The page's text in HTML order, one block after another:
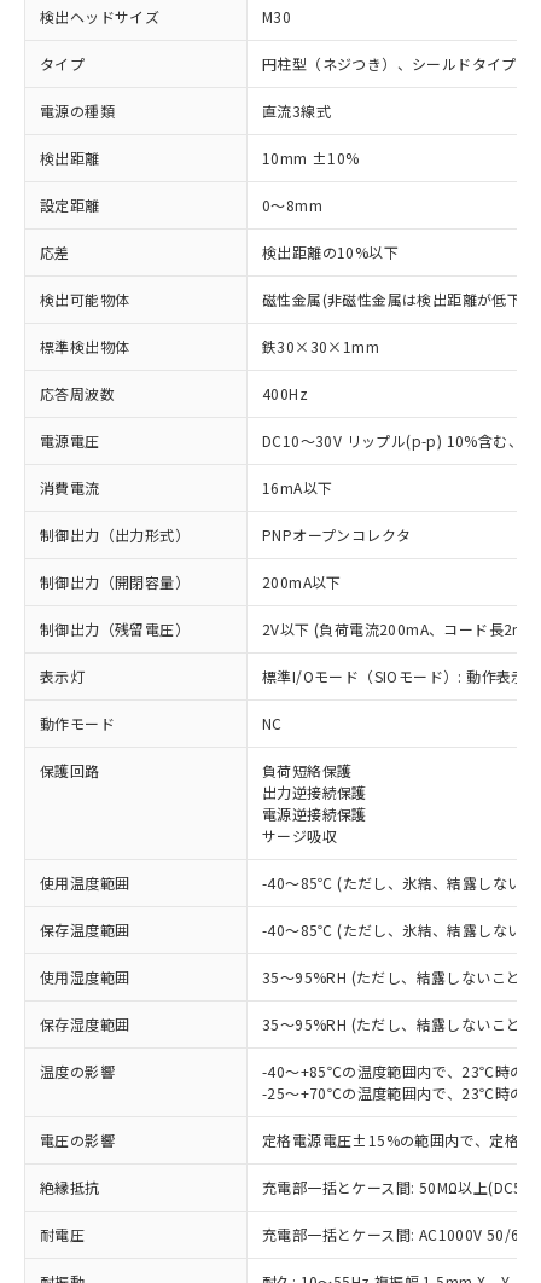
検出ヘッドサイズ M30
タイプ 円柱型（ネジつき）、シールドタイプ
電源の種類 直流3線式
検出距離 10mm ±10%
設定距離 0～8mm
応差 検出距離の10%以下
検出可能物体 磁性金属(非磁性金属は検出距離が低下し
標準検出物体 鉄30×30×1mm
応答周波数 400Hz
電源電圧 DC10～30V リップル(p-p) 10%含む、
消費電流 16mA以下
制御出力（出力形式） PNPオープンコレクタ
制御出力（開閉容量） 200mA以下
制御出力（残留電圧） 2V以下 (負荷電流200mA、コード長2m
表示灯 標準I/Oモード（SIOモード）: 動作表示
動作モード NC
保護回路
負荷短絡保護
出力逆接続保護
電源逆接続保護
サージ吸収
使用温度範囲 -40～85℃ (ただし、氷結、結露しないこ
保存温度範囲 -40～85℃ (ただし、氷結、結露しないこ
使用湿度範囲 35～95%RH (ただし、結露しないこと)
保存湿度範囲 35～95%RH (ただし、結露しないこと)
温度の影響
-40～+85℃の温度範囲内で、23℃時の
-25～+70℃の温度範囲内で、23℃時の
電圧の影響 定格電源電圧±15%の範囲内で、定格
絶縁抵抗 充電部一括とケース間: 50MΩ以上
耐電圧 充電部一括とケース間: AC1000V 50/
以下の条件をお読みいただき、同意のうえ
本サービスは、当社制御機器事業取扱
商品の当社在庫状況および標準価格
(税抜)を提供させていただくもので
当社制御機器事業取扱商品の中には、
本サービスの対象外となる商品もある
ことをご了承ください。
対応済み：EU RoHS指令（10物質）の
非含有に対応した製品が提供可能な商品で
対応予定：EU RoHS指令（10物質）の非含
有に対応した製品に切り替える予定のある
商品です。
対応予定なし：EU RoHS指令（10物質）の
非含有に非対応の商品で、対応品を出す予
調査・確認中：EU RoHS指令（10物質）の
非含有の対応状況を調査中または確認中の
商品です。
非該当品：ライセンス料など無形物で、有
害物質有無と関係のない商品です。
仕入先様の事情により、非含有部品として
いたものが、含有品と判明した場合などや
むを得ず変更することがあります。
※1 中国RoHS○×表
「○」：最大均質材料含有率が中国RoHSの
基準値以下であることを示します。
「×」：最大均質材料含有率が中国RoHSの
基準値を超えていることを示します。
「－」：未確認です。当社販売部門へお問
当社は、これら貴社製品のうち、外国
為替および外国貿易法に定める商品